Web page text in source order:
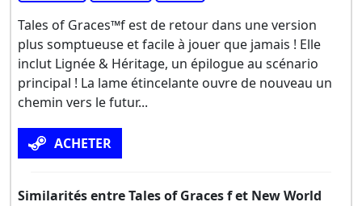
Tales of Graces™f est de retour dans une version
plus somptueuse et facile à jouer que jamais ! Elle
inclut Lignée & Héritage, un épilogue au scénario
principal ! La lame étincelante ouvre de nouveau un
chemin vers le futur...
ACHETER
Similarités entre Tales of Graces f et New World